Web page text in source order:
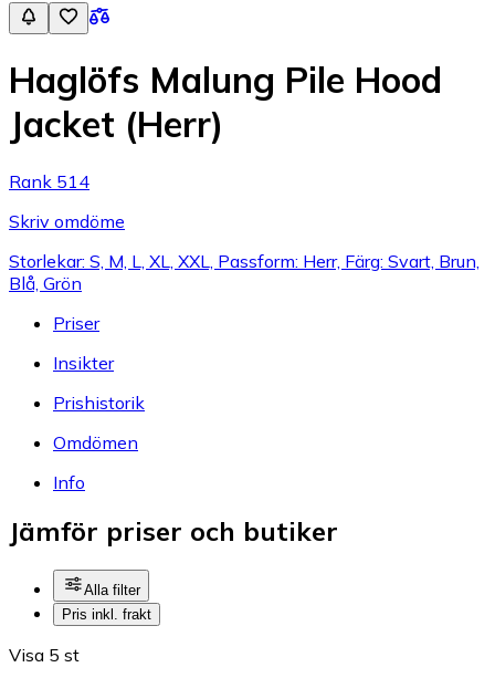
Haglöfs Malung Pile Hood
Jacket (Herr)
Rank 514
Skriv omdöme
Storlekar: S, M, L, XL, XXL, Passform: Herr, Färg: Svart, Brun,
Blå, Grön
Priser
Insikter
Prishistorik
Omdömen
Info
Jämför priser och butiker
Alla filter
Pris inkl. frakt
Visa 5 st